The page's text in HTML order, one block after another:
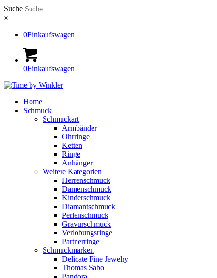
Suche
×
0Einkaufswagen
0Einkaufswagen
Home
Schmuck
Schmuckart
Armbänder
Ohrringe
Ketten
Ringe
Anhänger
Weitere Kategorien
Herrenschmuck
Damenschmuck
Kinderschmuck
Diamantschmuck
Perlenschmuck
Gravurschmuck
Verlobungsringe
Partnerringe
Schmuckmarken
Delicate Fine Jewelry
Thomas Sabo
Pandora